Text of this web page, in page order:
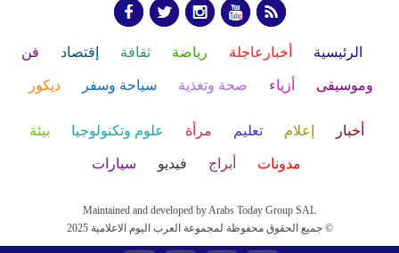
الرئيسية أخبارعاجلة رياضة ثقافة إقتصاد فن
وموسيقى أزياء صحة وتغذية سياحة وسفر ديكور
أخبار إعلام تعليم مرأة علوم وتكنولوجيا بيئة
مدونات أبراج فيديو سيارات
Maintained and developed by Arabs Today Group SAL
جميع الحقوق محفوظة لمجموعة العرب اليوم الاعلامية 2025 ©